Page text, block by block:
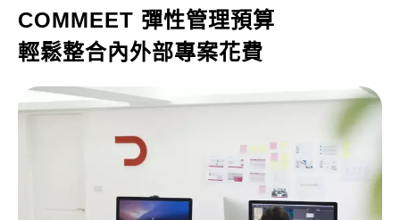
COMMEET 彈性管理預算
輕鬆整合內外部專案花費